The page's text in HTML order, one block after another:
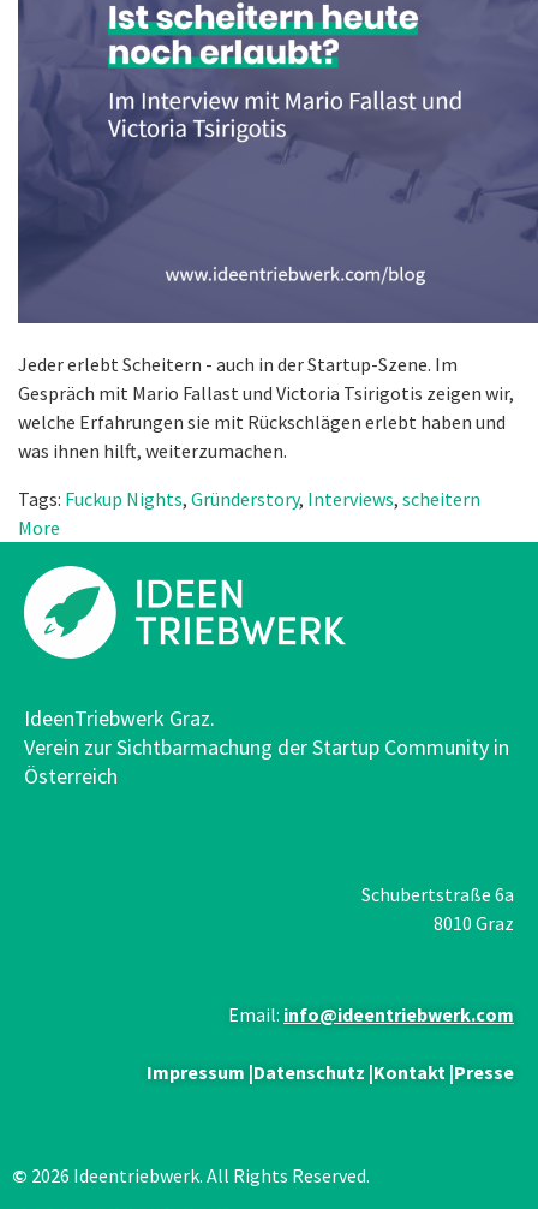
Jeder erlebt Scheitern - auch in der Startup-Szene. Im
Gespräch mit Mario Fallast und Victoria Tsirigotis zeigen wir,
welche Erfahrungen sie mit Rückschlägen erlebt haben und
was ihnen hilft, weiterzumachen.
Tags: Fuckup Nights, Gründerstory, Interviews, scheitern
More
IdeenTriebwerk Graz.
Verein zur Sichtbarmachung der Startup Community in
Österreich
Schubertstraße 6a
8010 Graz
Email: info@ideentriebwerk.com
Impressum |Datenschutz |Kontakt |Presse
© 2026 Ideentriebwerk. All Rights Reserved.